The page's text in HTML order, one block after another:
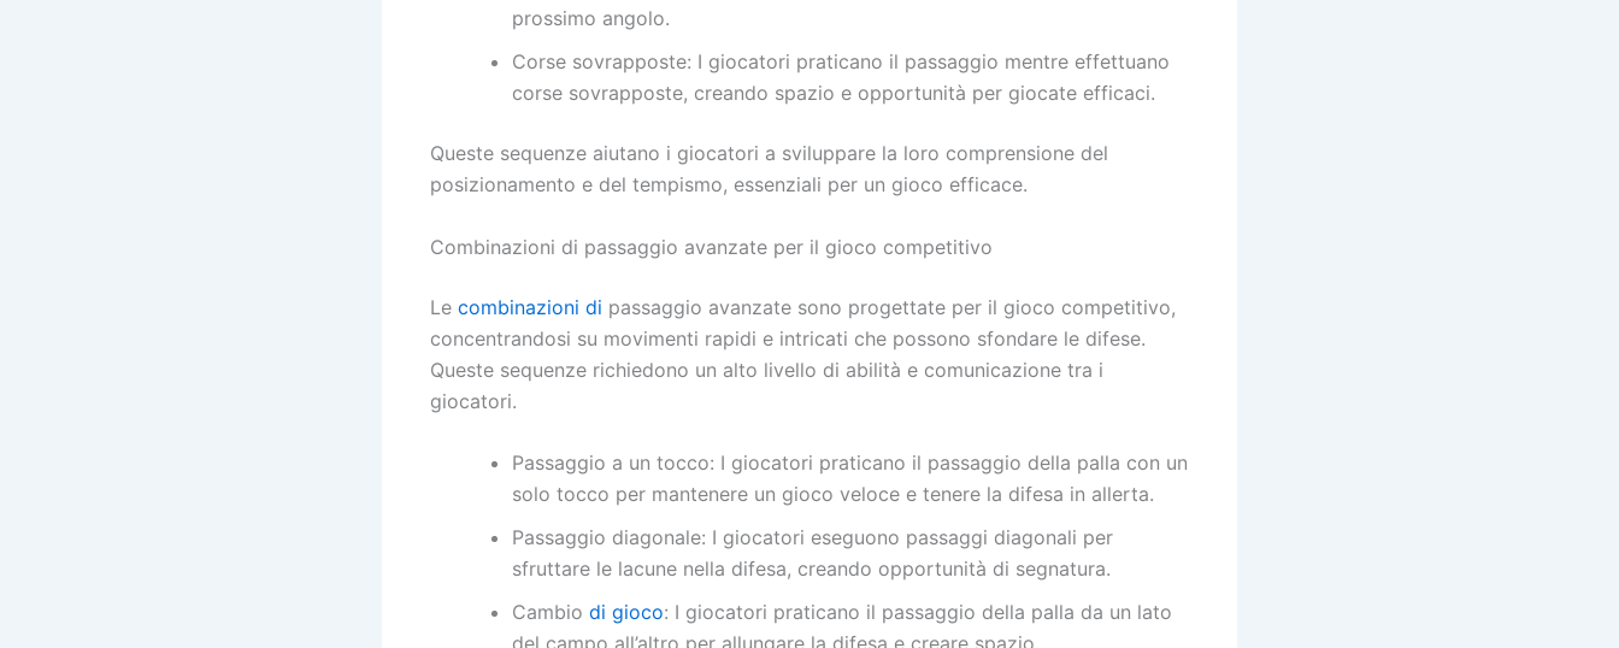
prossimo angolo.
Corse sovrapposte: I giocatori praticano il passaggio mentre effettuano
corse sovrapposte, creando spazio e opportunità per giocate efficaci.
Queste sequenze aiutano i giocatori a sviluppare la loro comprensione del
posizionamento e del tempismo, essenziali per un gioco efficace.
Combinazioni di passaggio avanzate per il gioco competitivo
Le combinazioni di passaggio avanzate sono progettate per il gioco competitivo,
concentrandosi su movimenti rapidi e intricati che possono sfondare le difese.
Queste sequenze richiedono un alto livello di abilità e comunicazione tra i
giocatori.
Passaggio a un tocco: I giocatori praticano il passaggio della palla con un
solo tocco per mantenere un gioco veloce e tenere la difesa in allerta.
Passaggio diagonale: I giocatori eseguono passaggi diagonali per
sfruttare le lacune nella difesa, creando opportunità di segnatura.
Cambio di gioco: I giocatori praticano il passaggio della palla da un lato